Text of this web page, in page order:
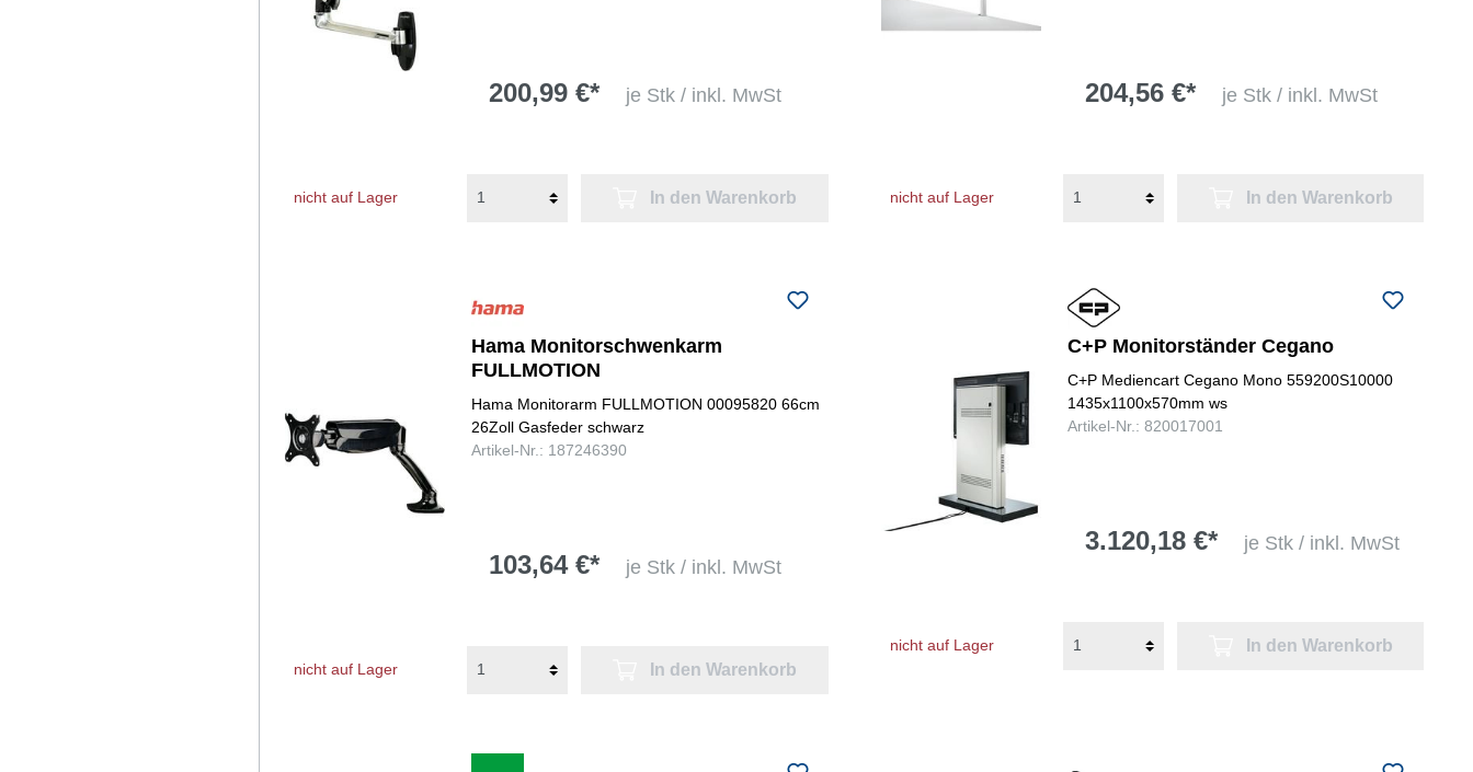
200,99 €* je Stk / inkl. MwSt
nicht auf Lager In den Warenkorb
204,56 €* je Stk / inkl. MwSt
nicht auf Lager In den Warenkorb
Hama Monitorschwenkarm
FULLMOTION
Hama Monitorarm FULLMOTION 00095820 66cm
26Zoll Gasfeder schwarz
Artikel-Nr.: 187246390
103,64 €* je Stk / inkl. MwSt
nicht auf Lager In den Warenkorb
C+P Monitorständer Cegano
C+P Mediencart Cegano Mono 559200S10000
1435x1100x570mm ws
Artikel-Nr.: 820017001
3.120,18 €* je Stk / inkl. MwSt
nicht auf Lager In den Warenkorb